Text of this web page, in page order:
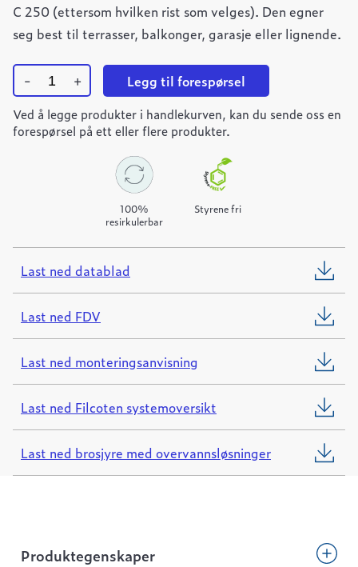
C 250 (ettersom hvilken rist som velges). Den egner
seg best til terrasser, balkonger, garasje eller lignende.
-
Ulefos
Filcoten
PRO
100
+ Legg til forespørsel
Ved å legge produkter i handlekurven, kan du sende oss en
forespørsel på ett eller flere produkter.
100%
resirkulerbar
Styrene fri
Last ned datablad
Last ned FDV
Last ned monteringsanvisning
Last ned Filcoten systemoversikt
Last ned brosjyre med overvannsløsninger
Produktegenskaper